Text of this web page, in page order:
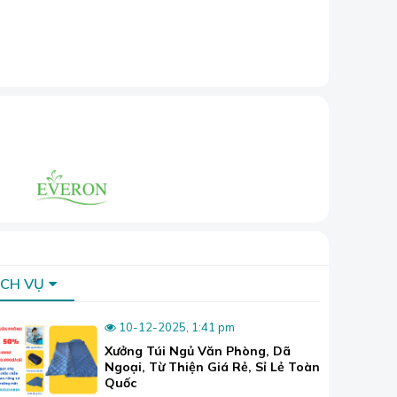
VỤ
10-12-2025, 1:41 pm
Xưởng Túi Ngủ Văn Phòng, Dã
Ngoại, Từ Thiện Giá Rẻ, Sỉ Lẻ Toàn
Quốc